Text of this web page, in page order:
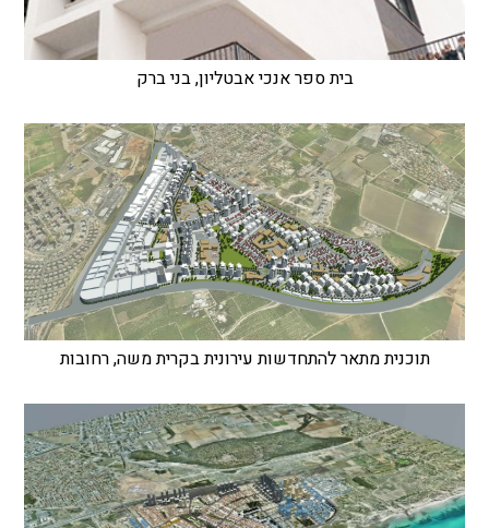
בית ספר אנכי אבטליון, בני ברק
תוכנית מתאר להתחדשות עירונית בקרית משה, רחובות